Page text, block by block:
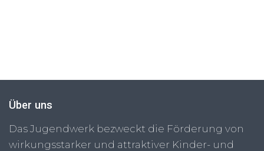
Über uns
Das Jugendwerk bezweckt die Förderung von
wirkungsstarker und attraktiver Kinder- und